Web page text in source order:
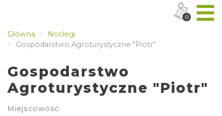
Główna
Noclegi
Gospodarstwo Agroturystyczne "Piotr"
Gospodarstwo
Agroturystyczne "Piotr"
Miejscowość:
0